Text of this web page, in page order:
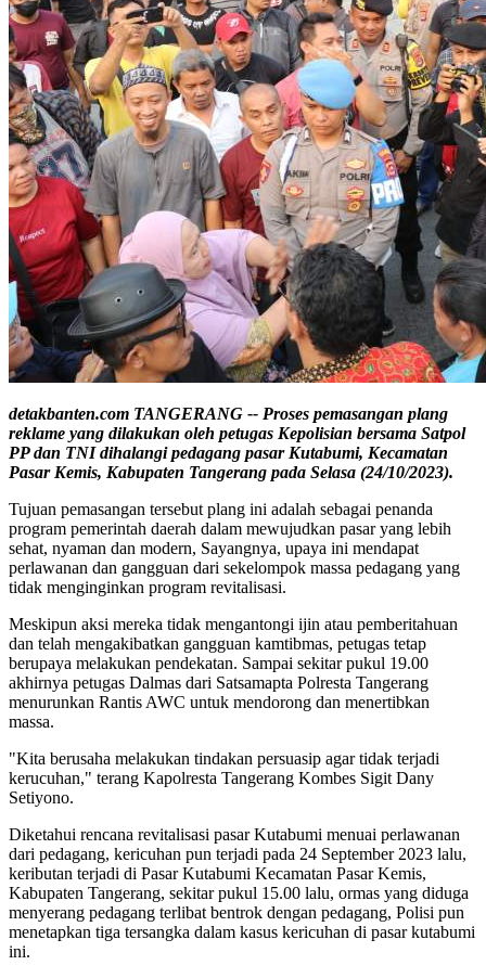
detakbanten.com TANGERANG -- Proses pemasangan plang
reklame yang dilakukan oleh petugas Kepolisian bersama Satpol
PP dan TNI dihalangi pedagang pasar Kutabumi, Kecamatan
Pasar Kemis, Kabupaten Tangerang pada Selasa (24/10/2023).
Tujuan pemasangan tersebut plang ini adalah sebagai penanda
program pemerintah daerah dalam mewujudkan pasar yang lebih
sehat, nyaman dan modern, Sayangnya, upaya ini mendapat
perlawanan dan gangguan dari sekelompok massa pedagang yang
tidak menginginkan program revitalisasi.
Meskipun aksi mereka tidak mengantongi ijin atau pemberitahuan
dan telah mengakibatkan gangguan kamtibmas, petugas tetap
berupaya melakukan pendekatan. Sampai sekitar pukul 19.00
akhirnya petugas Dalmas dari Satsamapta Polresta Tangerang
menurunkan Rantis AWC untuk mendorong dan menertibkan
massa.
"Kita berusaha melakukan tindakan persuasip agar tidak terjadi
kerucuhan," terang Kapolresta Tangerang Kombes Sigit Dany
Setiyono.
Diketahui rencana revitalisasi pasar Kutabumi menuai perlawanan
dari pedagang, kericuhan pun terjadi pada 24 September 2023 lalu,
keributan terjadi di Pasar Kutabumi Kecamatan Pasar Kemis,
Kabupaten Tangerang, sekitar pukul 15.00 lalu, ormas yang diduga
menyerang pedagang terlibat bentrok dengan pedagang, Polisi pun
menetapkan tiga tersangka dalam kasus kericuhan di pasar kutabumi
ini.